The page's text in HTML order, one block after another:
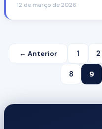
12 de março de 2026
← Anterior 1 2
8 9